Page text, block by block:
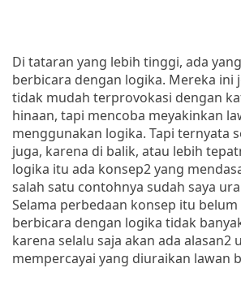
Di tataran yang lebih tinggi, ada
berbicara dengan logika. Mereka ini
tidak mudah terprovokasi dengan
hinaan, tapi mencoba meyakinkan
menggunakan logika. Tapi ternyata
juga, karena di balik, atau lebih
logika itu ada konsep2 yang
salah satu contohnya sudah saya
Selama perbedaan konsep itu
berbicara dengan logika tidak
karena selalu saja akan ada alasan2
mempercayai yang diuraikan lawan